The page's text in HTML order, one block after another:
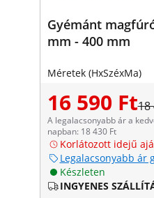
Gyémánt
mm - 400 mm
Méretek (HxSzéxMa)
16 590 Ft18
A legalacsonyabb ár a
napban: 18 430 Ft
Korlátozott idejű
Legalacsonyabb ár
Készleten
INGYENES